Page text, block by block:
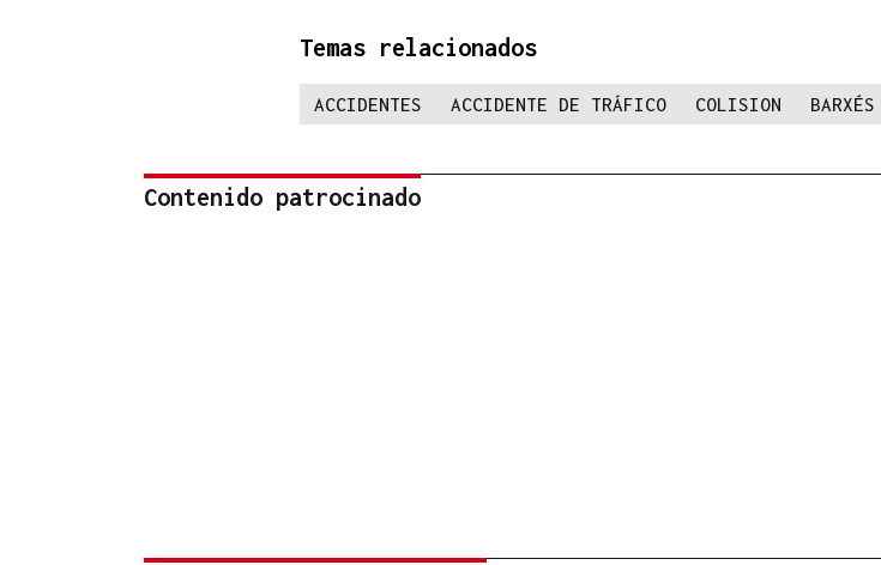
Temas relacionados
ACCIDENTES ACCIDENTE DE TRÁFICO COLISION BARXÉS
Contenido patrocinado